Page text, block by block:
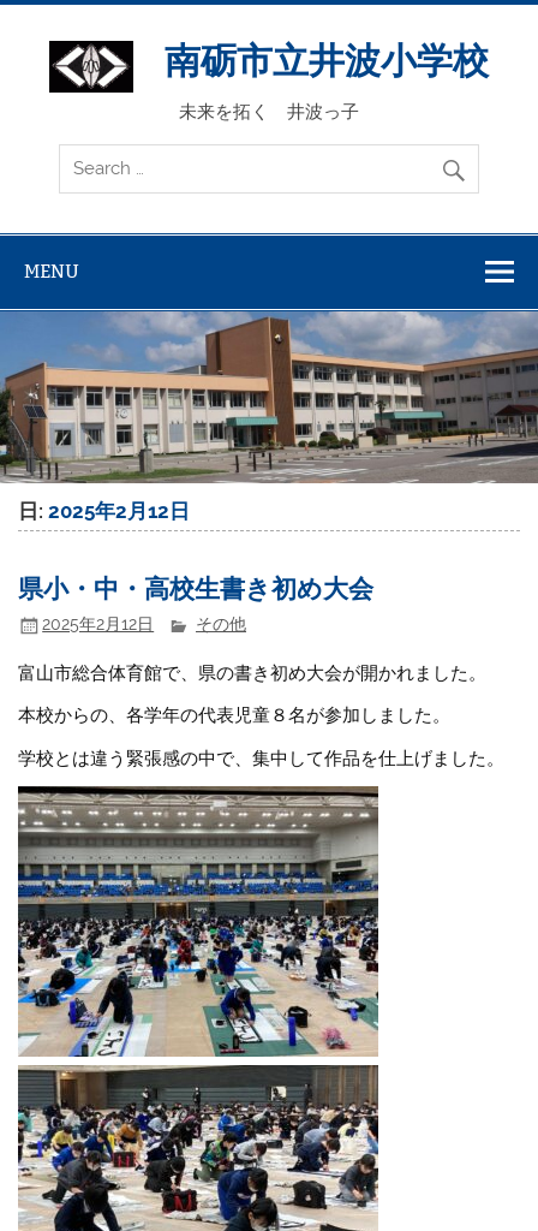
Skip
content
南砺市立井波小学校
未来を拓く 井波っ子
MENU
日:2025年2月12日
県小・中・高校生書き初め大会
2025年2月12日 その他
富山市総合体育館で、県の書き初め大会が開かれました。
本校からの、各学年の代表児童８名が参加しました。
学校とは違う緊張感の中で、集中して作品を仕上げました。